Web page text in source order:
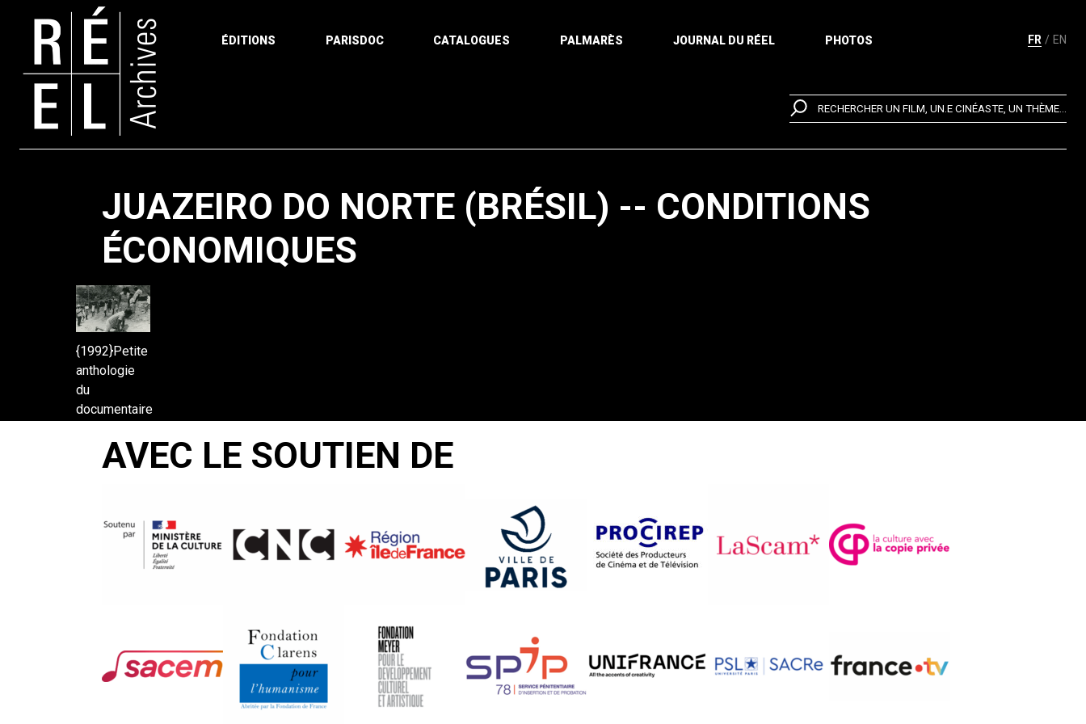
FR EN
ÉDITIONS PARISDOC CATALOGUES PALMARÈS JOURNAL DU RÉEL PHOTOS
RECHERCHER UN FILM, UN.E CINÉASTE, UN THÈME...
JUAZEIRO DO NORTE (BRÉSIL) -- CONDITIONS
ÉCONOMIQUES
{1992}Petite
anthologie
du
documentaire
americain -
Le Courant
VISÃO
AVEC LE SOUTIEN DE